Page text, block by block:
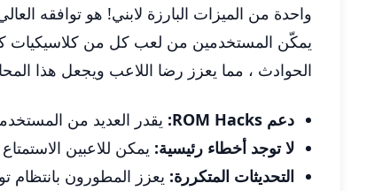
الحوادث ، مما يعزز رضا اللاعب ويجعل هذا
دعم ROM Hacks:
يقدر العديد من
لا توجد أخطاء رئيسية: يمكن للاعبين
التحديثات المتكررة: يعزز المطورون بانتظام